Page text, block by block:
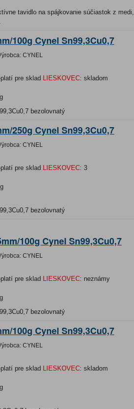
tavidlo na spájkovanie súčiastok z medi,
100g Cynel Sn99,3Cu0,7
CYNEL
pre sklad LIESKOVEC: skladom
bezolovnatý
250g Cynel Sn99,3Cu0,7
CYNEL
pre sklad LIESKOVEC: 3
bezolovnatý
100g Cynel Sn99,3Cu0,7
CYNEL
pre sklad LIESKOVEC: neznámy
bezolovnatý
100g Cynel Sn99,3Cu0,7
CYNEL
pre sklad LIESKOVEC: skladom